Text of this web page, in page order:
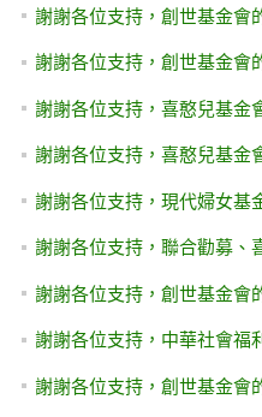
謝謝各位支持，創世基金會
謝謝各位支持，創世基金會
謝謝各位支持，喜憨兒基金
謝謝各位支持，喜憨兒基金
謝謝各位支持，現代婦女基
謝謝各位支持，聯合勸募、
謝謝各位支持，創世基金會
謝謝各位支持，中華社會福
謝謝各位支持，創世基金會